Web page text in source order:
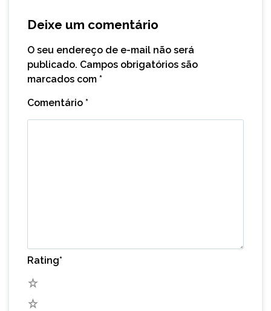
Deixe um comentário
O seu endereço de e-mail não será
publicado. Campos obrigatórios são
marcados com *
Comentário *
Rating*